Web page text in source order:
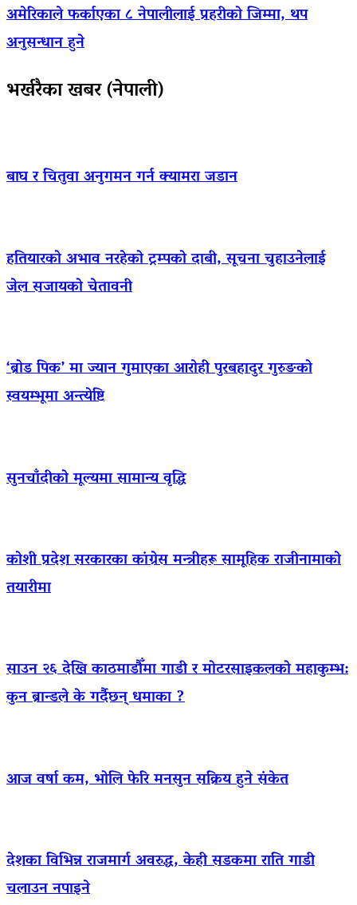
अमेरिकाले फर्काएका ८ नेपालीलाई प्रहरीको जिम्मा, थप
अनुसन्धान हुने
भर्खरैका खबर (नेपाली)
बाघ र चितुवा अनुगमन गर्न क्यामरा जडान
हतियारको अभाव नरहेको ट्रम्पको दाबी, सूचना चुहाउनेलाई
जेल सजायको चेतावनी
‘ब्रोड पिक’ मा ज्यान गुमाएका आराेही पुरबहादुर गुरुङको
स्वयम्भूमा अन्त्येष्टि
सुनचाँदीको मूल्यमा सामान्य वृद्धि
कोशी प्रदेश सरकारका कांग्रेस मन्त्रीहरू सामूहिक राजीनामाको
तयारीमा
साउन २६ देखि काठमाडौँमा गाडी र मोटरसाइकलको महाकुम्भ:
कुन ब्रान्डले के गर्दैछन् धमाका ?
आज वर्षा कम, भोलि फेरि मनसुन सक्रिय हुने संकेत
देशका विभिन्न राजमार्ग अवरुद्ध, केही सडकमा राति गाडी
चलाउन नपाइने